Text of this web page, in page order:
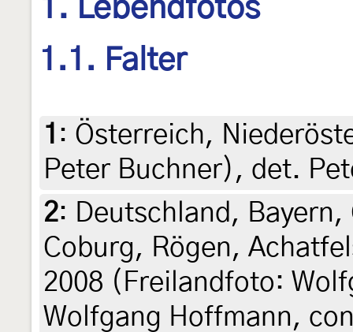
1. Lebendfotos
1.1. Falter
1 : Österreich,
Peter Buchner), det.
2: Deutschland,
Coburg, Rögen,
2008 (Freilandfoto:
Wolfgang Hoffmann,